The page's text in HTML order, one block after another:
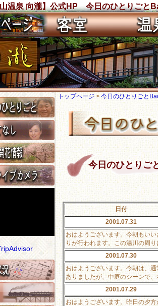
山温泉 向瀧】公式HP 今日のひとりごと
トップページ> 今日のひとりごと
今日のひとりご
日付
2001.07.31
おはようございます。今朝もい
りが行われます。この湯川の周
2001.07.30
おはようございます。今朝は、
ありましたが、中庭のシーンで
2001.07.29
おはようございます。昨日の夕